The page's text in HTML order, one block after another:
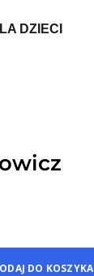
DZIECI
DO KOSZYKA